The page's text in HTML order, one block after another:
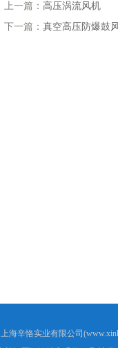
上一篇： 高压涡流风机
下一篇： 真空高压防爆鼓
上海辛恪实业有限公司